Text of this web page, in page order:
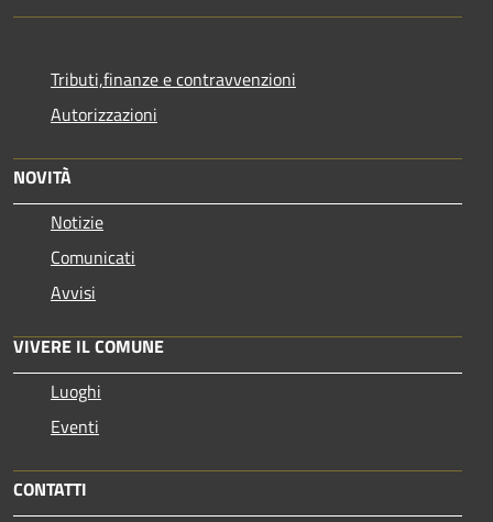
Tributi,finanze e contravvenzioni
Autorizzazioni
NOVITÀ
Notizie
Comunicati
Avvisi
VIVERE IL COMUNE
Luoghi
Eventi
CONTATTI